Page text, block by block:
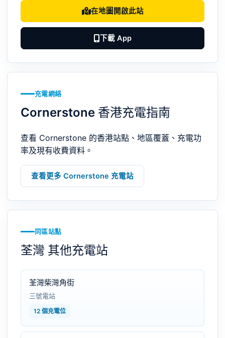
在地圖開啟此站
下載 App
充電網絡
Cornerstone 香港充電指南
查看 Cornerstone 的香港站點、地區覆蓋、充電功
率及現有收費資料。
查看更多 Cornerstone 充電站
同區站點
荃灣 其他充電站
荃灣柴灣角街
三號電站
12 個充電位